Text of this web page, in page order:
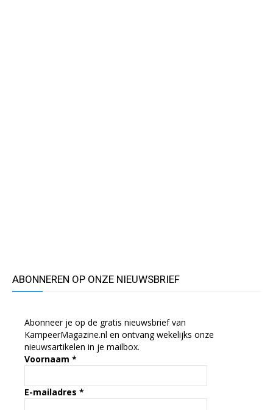
ABONNEREN OP ONZE NIEUWSBRIEF
Abonneer je op de gratis nieuwsbrief van
KampeerMagazine.nl en ontvang wekelijks onze
nieuwsartikelen in je mailbox.
Voornaam *
E-mailadres *